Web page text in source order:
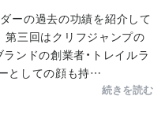
ーの過去の功績を紹介して
第三回はクリフジャンプの
ンドの創業者・トレイルラ
としての顔も持…
続きを読む